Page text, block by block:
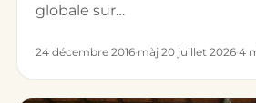
globale sur…
24 décembre 2016·màj 20 juillet 2026·4